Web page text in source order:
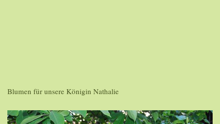
Blumen für unsere Königin Nathalie